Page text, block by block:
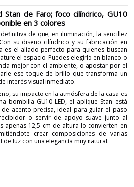
Stan de Faro; foco cilíndrico, GU10
en 3 colores
de que, en iluminación, la sencillez
su diseño cilíndrico y su fabricación en
es el aliado perfecto para quienes buscan
el espacio. Puedes elegirlo en blanco o
mejor con el ambiente, o apostar por el
ese toque de brillo que transforma un
interés visual inmediato.
su impacto en la atmósfera de la casa es
bombilla GU10 LED, el aplique Stan está
acento precisa, ideal para guiar el paso
o servir de apoyo suave junto al
apenas 12,5 cm de altura lo convierten en
crear composiciones de varias
luz con una elegancia muy natural.